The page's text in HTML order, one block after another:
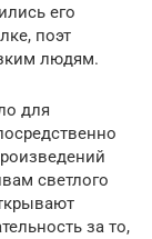
его
поэт
людям.
для
светлого
за то,